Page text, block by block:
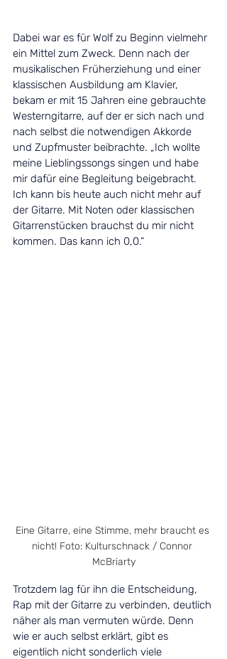
Dabei war es für Wolf zu Beginn vielmehr
ein Mittel zum Zweck. Denn nach der
musikalischen Früherziehung und einer
klassischen Ausbildung am Klavier,
bekam er mit 15 Jahren eine gebrauchte
Westerngitarre, auf der er sich nach und
nach selbst die notwendigen Akkorde
und Zupfmuster beibrachte. „Ich wollte
meine Lieblingssongs singen und habe
mir dafür eine Begleitung beigebracht.
Ich kann bis heute auch nicht mehr auf
der Gitarre. Mit Noten oder klassischen
Gitarrenstücken brauchst du mir nicht
kommen. Das kann ich 0,0.“
Eine Gitarre, eine Stimme, mehr braucht es
nicht! Foto: Kulturschnack / Connor
McBriarty
Trotzdem lag für ihn die Entscheidung,
Rap mit der Gitarre zu verbinden, deutlich
näher als man vermuten würde. Denn
wie er auch selbst erklärt, gibt es
eigentlich nicht sonderlich viele